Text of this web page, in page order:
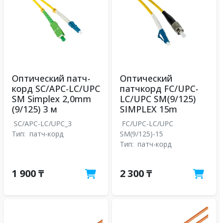
Оптический патч-
корд SC/APC-LC/UPC
SM Simplex 2,0mm
(9/125) 3 м
SC/APC-LC/UPC_3
Тип: патч-корд
1 900 ₸
Оптический
патчкорд FC/UPC-
LC/UPC SM(9/125)
SIMPLEX 15m
FC/UPC-LC/UPC
SM(9/125)-15
Тип: патч-корд
2 300 ₸